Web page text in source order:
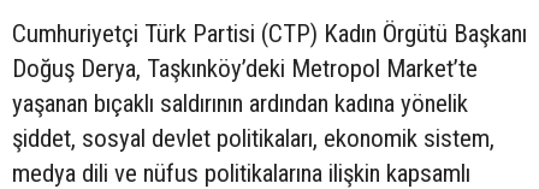
Cumhuriyetçi Türk Partisi (CTP) Kadın Örgütü Başkanı
Doğuş Derya, Taşkınköy’deki Metropol Market’te
yaşanan bıçaklı saldırının ardından kadına yönelik
şiddet, sosyal devlet politikaları, ekonomik sistem,
medya dili ve nüfus politikalarına ilişkin kapsamlı